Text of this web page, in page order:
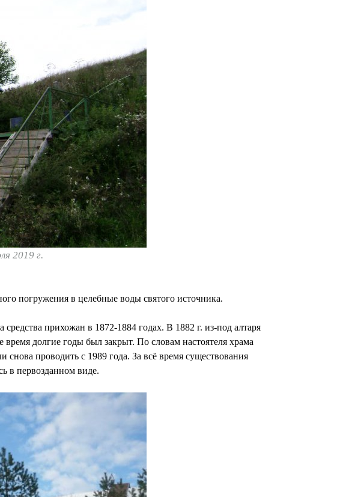
2019 г.
погружения в целебные воды святого источника.
прихожан в 1872-1884 годах. В 1882 г. из-под алтаря
долгие годы был закрыт. По словам настоятеля храма
проводить с 1989 года. За всё время существования
в первозданном виде.